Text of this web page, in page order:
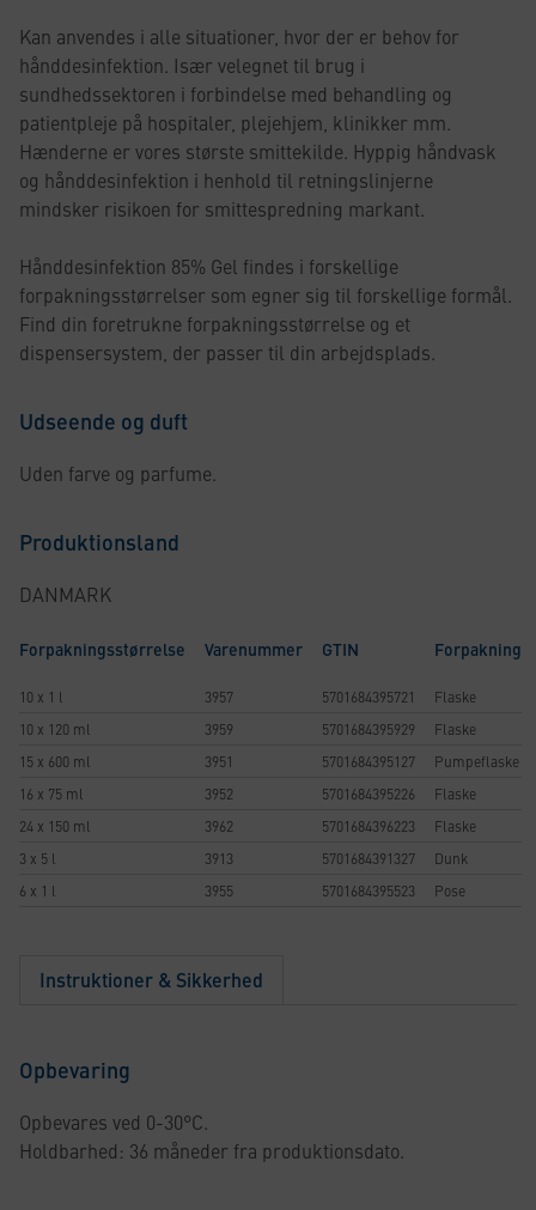
Kan anvendes i alle situationer, hvor der er behov for
hånddesinfektion. Især velegnet til brug i
sundhedssektoren i forbindelse med behandling og
patientpleje på hospitaler, plejehjem, klinikker mm.
Hænderne er vores største smittekilde. Hyppig håndvask
og hånddesinfektion i henhold til retningslinjerne
mindsker risikoen for smittespredning markant.
Hånddesinfektion 85% Gel findes i forskellige
forpakningsstørrelser som egner sig til forskellige formål.
Find din foretrukne forpakningsstørrelse og et
dispensersystem, der passer til din arbejdsplads.
Udseende og duft
Uden farve og parfume.
Produktionsland
DANMARK
Forpakningsstørrelse Varenummer GTIN Forpakning
10 x 1 l 3957 5701684395721
Flaske
10 x 120 ml
3959 5701684395929
Flaske
15 x 600 ml
3951 5701684395127
Pumpeflaske
16 x 75 ml
3952 5701684395226
Flaske
24 x 150 ml
3962 5701684396223
Flaske
3 x 5 l
3913 5701684391327
Dunk
6 x 1 l
3955 5701684395523 Pose
Instruktioner & Sikkerhed
Opbevaring
Opbevares ved 0-30°C.
Holdbarhed: 36 måneder fra produktionsdato.